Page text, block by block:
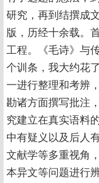
研究，再到结撰成
版，历经十余载。
工程。《毛诗》与
个训条，我大约花
一进行整理和考辨
勘诸方面撰写批注
究建立在真实语料
中有疑义以及后人
文献学等多重视角
本异文等问题进行